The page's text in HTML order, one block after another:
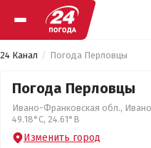
24 Канал Погода Перловцы
Погода Перловцы
Ивано-Франковская обл.,
49.18°С, 24.61°В
Изменить город